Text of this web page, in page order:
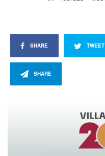
SHARE TWEET
SHARE